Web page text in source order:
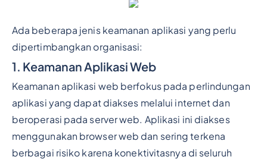
Ada beberapa jenis keamanan aplikasi yang perlu
dipertimbangkan organisasi:
1. Keamanan Aplikasi Web
Keamanan aplikasi web berfokus pada perlindungan
aplikasi yang dapat diakses melalui internet dan
beroperasi pada server web. Aplikasi ini diakses
menggunakan browser web dan sering terkena
berbagai risiko karena konektivitasnya di seluruh